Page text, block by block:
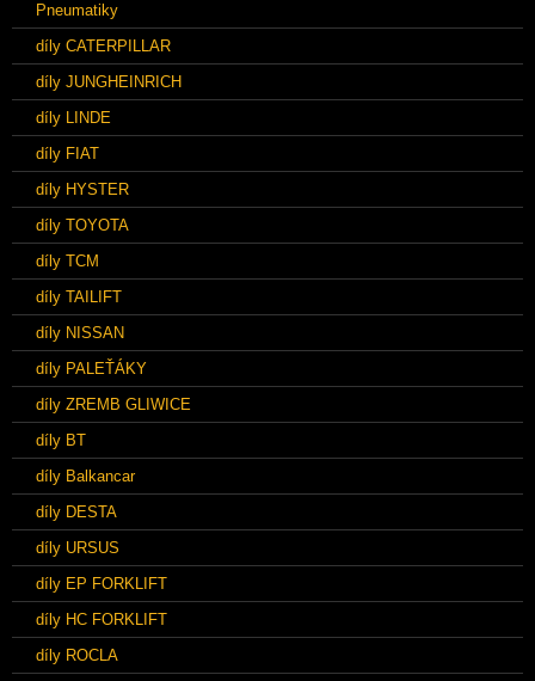
Pneumatiky
díly CATERPILLAR
díly JUNGHEINRICH
díly LINDE
díly FIAT
díly HYSTER
díly TOYOTA
díly TCM
díly TAILIFT
díly NISSAN
díly PALEŤÁKY
díly ZREMB GLIWICE
díly BT
díly Balkancar
díly DESTA
díly URSUS
díly EP FORKLIFT
díly HC FORKLIFT
díly ROCLA